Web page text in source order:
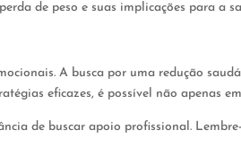
de peso e suas implicações para a
A busca por uma redução
eficazes, é possível não apenas
de buscar apoio profissional.